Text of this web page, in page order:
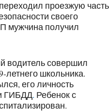
проезжую часть
своего
мужчина получил
водитель совершил
летнего школьника.
его личность
ГИБДД. Ребенок с